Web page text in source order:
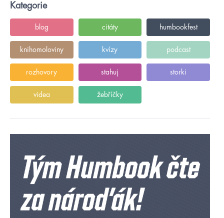
Kategorie
blog citáty humbookfest
knihomoloviny kvízy podcast
rozhovory stahuj storki
videa žebříčky